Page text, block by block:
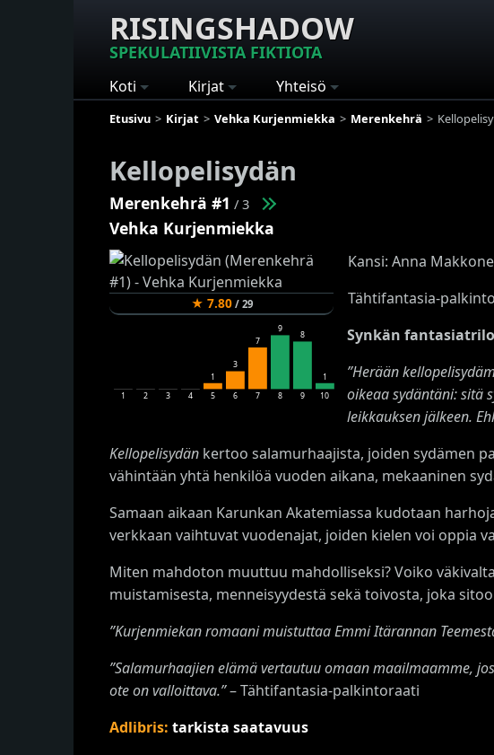
RISINGSHADOW
SPEKULATIIVISTA FIKTIOTA
Koti Kirjat Yhteisö
Etusivu Kirjat Vehka Kurjenmiekka Merenkehrä
Kellopelisydän
Merenkehrä #1 / 3
Vehka Kurjenmiekka
★ 7.80/ 29
1 2 3 4
1
5
3
6
7
7
9
8
8
9
1
10
Kansi: Anna
Tähtifantasia-
Synkän
”Herään
oikeaa sydäntäni: sitä
leikkauksen jälkeen.
Kellopelisydän kertoo salamurhaajista, joiden sydämen
vähintään yhtä henkilöä vuoden aikana, mekaaninen
Samaan aikaan Karunkan Akatemiassa kudotaan
verkkaan vaihtuvat vuodenajat, joiden kielen voi oppia
Miten mahdoton muuttuu mahdolliseksi? Voiko
muistamisesta, menneisyydestä sekä toivosta, joka
”Kurjenmiekan romaani muistuttaa Emmi Itärannan
”Salamurhaajien elämä vertautuu omaan maailmaamme,
ote on valloittava.”– Tähtifantasia-palkintoraati
Adlibris: tarkista saatavuus